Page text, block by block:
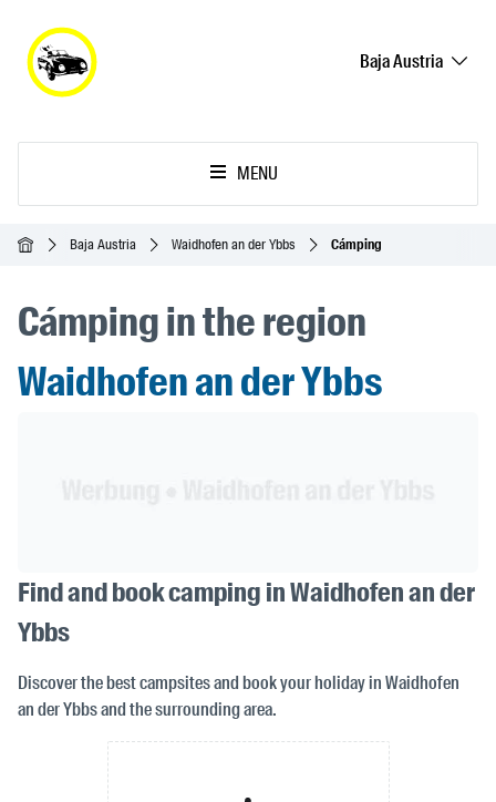
Baja Austria
MENU
Inicio Baja Austria Waidhofen an der Ybbs Cámping
Cámping in the region
Waidhofen an der Ybbs
Find and book camping in Waidhofen an der
Ybbs
Discover the best campsites and book your holiday in Waidhofen
an der Ybbs and the surrounding area.